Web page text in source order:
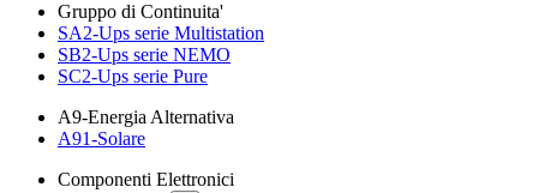
Gruppo di Continuita'
SA2-Ups serie Multistation
SB2-Ups serie NEMO
SC2-Ups serie Pure
A9-Energia Alternativa
A91-Solare
Componenti Elettronici